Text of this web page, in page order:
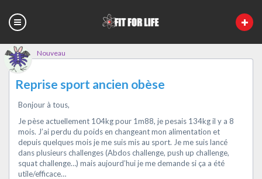
Nouveau
Reprise sport ancien obèse
Bonjour à tous,
Je pèse actuellement 104kg pour 1m88, je pesais 134kg il y a 8
mois. J’ai perdu du poids en changeant mon alimentation et
depuis quelques mois je me suis mis au sport. Je me suis lancé
dans plusieurs challenges (Abdos challenge, push up challenge,
squat challenge…) mais aujourd’hui je me demande si ça a été
utile/efficace…